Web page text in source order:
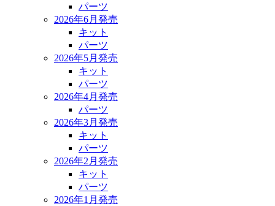
パーツ
2026年6月発売
キット
パーツ
2026年5月発売
キット
パーツ
2026年4月発売
パーツ
2026年3月発売
キット
パーツ
2026年2月発売
キット
パーツ
2026年1月発売